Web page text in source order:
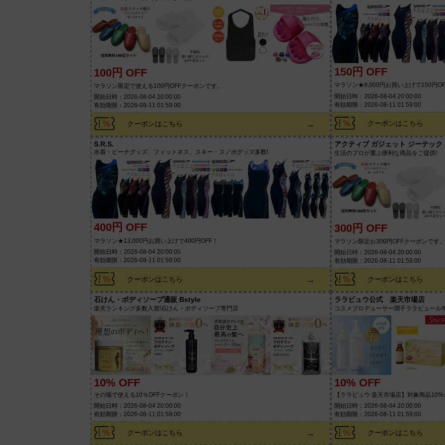
100円 OFF
マラソン限定で使える100円OFFクーポンです。
開始日時：2026-08-04 20:00:00
有効期限：2026-08-11 01:59:00
クーポンはこちら →
150円 OFF
マラソン★9,000円お買い上げで150円
開始日時：2026-08-04 20:00:00
有効期限：2026-08-11 01:59:00
クーポンはこちら
S.R.S.
水着・ビーチグッズ、フィットネス、スキー・スノボグッズ多数!
400円 OFF
マラソン★13,000円お買い上げで400円OFF！
開始日時：2026-08-04 20:00:00
有効期限：2026-08-11 01:59:00
クーポンはこちら →
アクティブ ガジェット ジーテック
生活のプロが選ぶ便利な商品をご提供!
300円 OFF
マラソン限定お300円OFFクーポンです。
開始日時：2026-08-04 20:00:00
有効期限：2026-08-11 01:59:00
クーポンはこちら
石けん・ボディソープ通販 Bstyle
楽天ランキング多数入賞!石けん・ボディソープ専門店
10% OFF
その場で使える10％OFFクーポン！
開始日時：2026-08-04 20:00:00
有効期限：2026-08-11 01:59:00
クーポンはこちら →
ララビュウ公式 楽天市場店
コスメプロデューサー潤子ララビュール
10% OFF
【ララビュウ 楽天市場店】対象商品
開始日時：2026-08-04 20:00:00
有効期限：2026-08-11 01:59:00
クーポンはこちら